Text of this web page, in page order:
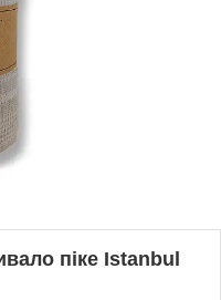
піке Istanbul